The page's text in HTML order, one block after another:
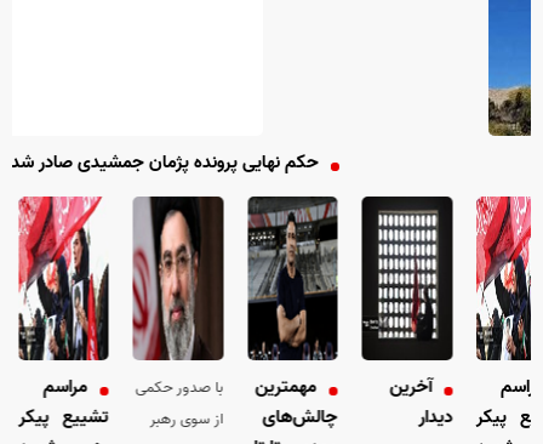
حکم نهایی پرونده پژمان جمشیدی صادر شد
پیکر
آخرین
دیدار
مهمترین
چالش‌های
با صدور حکمی
از سوی رهبر
مراسم
تشییع پیکر